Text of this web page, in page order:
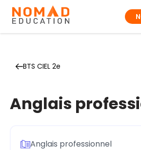
BTS CIEL 2e
Anglais
Anglais professionnel